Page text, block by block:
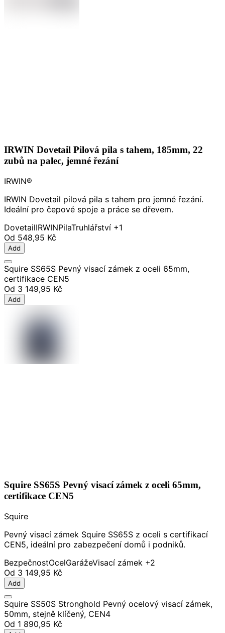
IRWIN Dovetail Pilová pila s tahem, 185mm, 22
zubů na palec, jemné řezání
IRWIN®
IRWIN Dovetail pilová pila s tahem pro jemné řezání.
Ideální pro čepové spoje a práce se dřevem.
DovetailIRWINPilaTruhlářství +1
Od 548,95 Kč
Add
Squire SS65S Pevný visací zámek z oceli 65mm,
certifikace CEN5
Od 3 149,95 Kč
Add
Squire SS65S Pevný visací zámek z oceli 65mm,
certifikace CEN5
Squire
Pevný visací zámek Squire SS65S z oceli s certifikací
CEN5, ideální pro zabezpečení domů i podniků.
BezpečnostOcelGarážeVisací zámek +2
Od 3 149,95 Kč
Add
Squire SS50S Stronghold Pevný ocelový visací zámek,
50mm, stejně klíčený, CEN4
Od 1 890,95 Kč